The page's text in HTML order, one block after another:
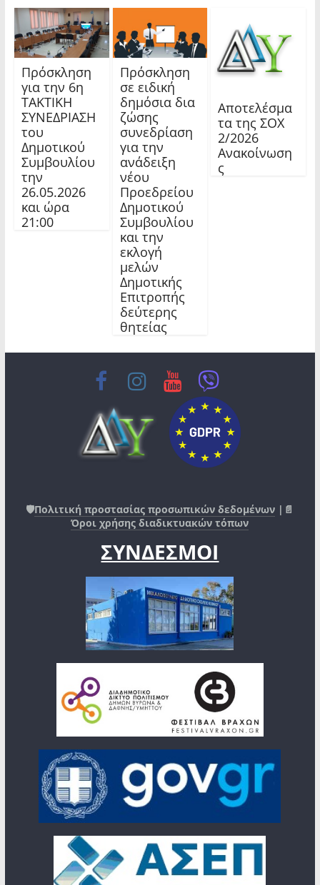
Πρόσκληση
για την 6η
ΤΑΚΤΙΚΗ
ΣΥΝΕΔΡΙΑΣΗ
του
Δημοτικού
Συμβουλίου
την
26.05.2026
και ώρα
21:00
Πρόσκληση
σε ειδική
δημόσια δια
ζώσης
συνεδρίαση
για την
ανάδειξη
νέου
Προεδρείου
Δημοτικού
Συμβουλίου
και την
εκλογή
μελών
Δημοτικής
Επιτροπής
δεύτερης
θητείας
Αποτελέσμα
τα της ΣΟΧ
2/2026
Ανακοίνωση
ς
🛡️Πολιτική προστασίας προσωπικών δεδομένων |📄
Όροι χρήσης διαδικτυακών τόπων
ΣΥΝΔΕΣΜΟΙ